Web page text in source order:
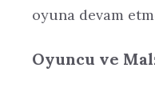
oyuna devam
Oyuncu ve